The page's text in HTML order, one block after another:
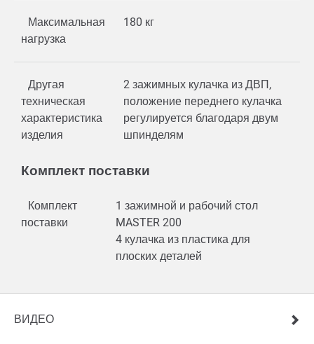
Максимальная
нагрузка
180 кг
Другая
техническая
характеристика
изделия
2 зажимных кулачка из ДВП,
положение переднего кулачка
регулируется благодаря двум
шпинделям
Комплект поставки
Комплект
поставки
1 зажимной и рабочий стол
MASTER 200
4 кулачка из пластика для
плоских деталей
ВИДЕО